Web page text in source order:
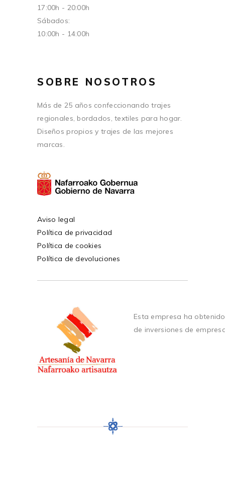
17:00h - 20:00h
Sábados:
10:00h - 14:00h
SOBRE NOSOTROS
Más de 25 años confeccionando trajes
regionales, bordados, textiles para hogar.
Diseños propios y trajes de las mejores
marcas.
Aviso legal
Política de privacidad
Política de cookies
Política de devoluciones
Esta empresa ha
de inversiones de